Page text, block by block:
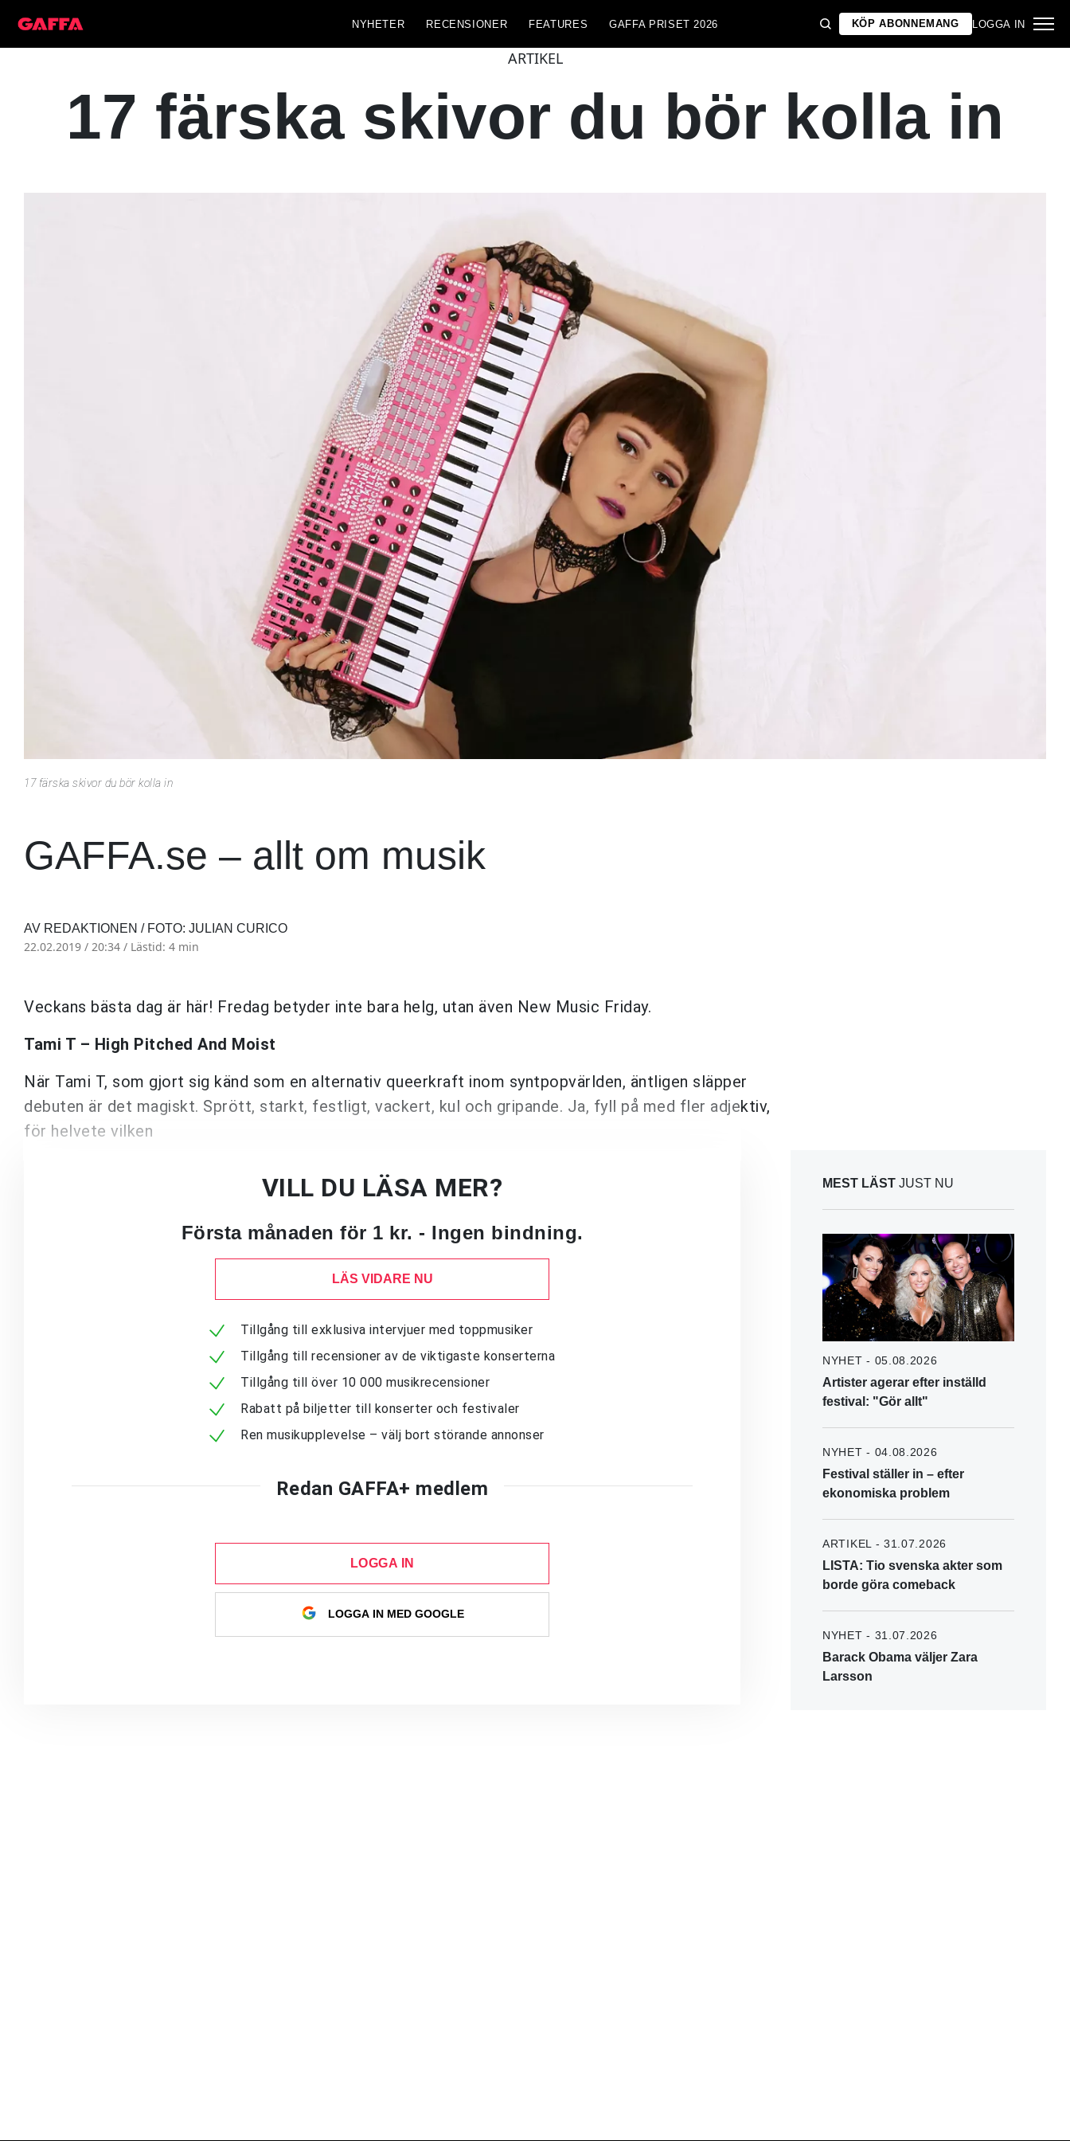
NYHETER RECENSIONER FEATURES GAFFA PRISET 2026 KÖP ABONNEMANG LOGGA IN
ARTIKEL
17 färska skivor du bör kolla in
17 färska skivor du bör kolla in
GAFFA.se – allt om musik
AV REDAKTIONEN / FOTO: JULIAN CURICO
22.02.2019 / 20:34 / Lästid: 4 min
Veckans bästa dag är här! Fredag betyder inte bara helg, utan även New Music Friday.
Tami T – High Pitched And Moist
När Tami T, som gjort sig känd som en alternativ queerkraft inom syntpopvärlden, äntligen släpper
debuten är det magiskt. Sprött, starkt, festligt, vackert, kul och gripande. Ja, fyll på med fler adjektiv,
för helvete vilken
VILL DU LÄSA MER?
Första månaden för 1 kr. - Ingen bindning.
LÄS VIDARE NU
Tillgång till exklusiva intervjuer med toppmusiker
Tillgång till recensioner av de viktigaste konserterna
Tillgång till över 10 000 musikrecensioner
Rabatt på biljetter till konserter och festivaler
Ren musikupplevelse – välj bort störande annonser
Redan GAFFA+ medlem
LOGGA IN
LOGGA IN MED GOOGLE
MEST LÄST JUST NU
NYHET - 05.08.2026
Artister agerar efter inställd
festival: "Gör allt"
NYHET - 04.08.2026
Festival ställer in – efter
ekonomiska problem
ARTIKEL - 31.07.2026
LISTA: Tio svenska akter som
borde göra comeback
NYHET - 31.07.2026
Barack Obama väljer Zara
Larsson